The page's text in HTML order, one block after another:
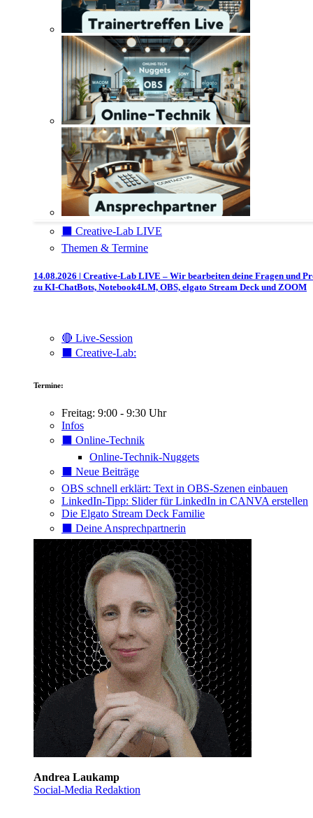
⬛️ Creative-Lab LIVE
Themen & Termine
14.08.2026 | Creative-Lab LIVE – Wir bearbeiten deine Fragen und
zu KI-ChatBots, Notebook4LM, OBS, elgato Stream Deck und ZOOM
🔴 Live-Session
⬛️ Creative-Lab:
Termine:
Freitag: 9:00 - 9:30 Uhr
Infos
⬛️ Online-Technik
Online-Technik-Nuggets
⬛️ Neue Beiträge
OBS schnell erklärt: Text in OBS-Szenen einbauen
LinkedIn-Tipp: Slider für LinkedIn in CANVA erstellen
Die Elgato Stream Deck Familie
⬛️ Deine Ansprechpartnerin
Andrea Laukamp
Social-Media Redaktion